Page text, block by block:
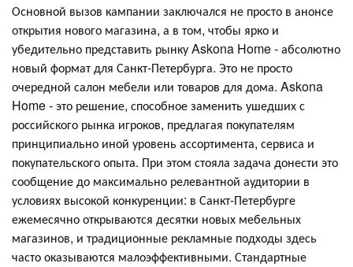
Основной вызов кампании заключался не просто в анонсе
открытия нового магазина, а в том, чтобы ярко и
убедительно представить рынку Askona Home - абсолютно
новый формат для Санкт-Петербурга. Это не просто
очередной салон мебели или товаров для дома. Askona
Home - это решение, способное заменить ушедших с
российского рынка игроков, предлагая покупателям
принципиально иной уровень ассортимента, сервиса и
покупательского опыта. При этом стояла задача донести это
сообщение до максимально релевантной аудитории в
условиях высокой конкуренции: в Санкт-Петербурге
ежемесячно открываются десятки новых мебельных
магазинов, и традиционные рекламные подходы здесь
часто оказываются малоэффективными. Стандартные